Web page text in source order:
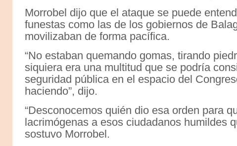
Morrobel dijo que el ataque se puede
funestas como las de los gobiernos de
movilizaban de forma pacífica.
“No estaban quemando gomas, tirando
siquiera era una multitud que se podría
seguridad pública en el espacio del
haciendo”, dijo.
“Desconocemos quién dio esa orden para
lacrimógenas a esos ciudadanos humildes
sostuvo Morrobel.